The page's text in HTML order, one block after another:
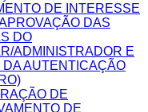
DE INTERESSE
DAS
DO
ADMINISTRADOR E
AUTENTICAÇÃO
DE
DE